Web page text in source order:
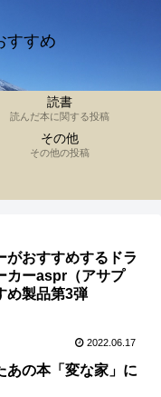
すすめ
読書
読んだ本に関する投稿
その他
その他の投稿
がおすすめするドラ
カーaspr（アサプ
め製品第3弾
2022.06.17
あの本「変な家」に